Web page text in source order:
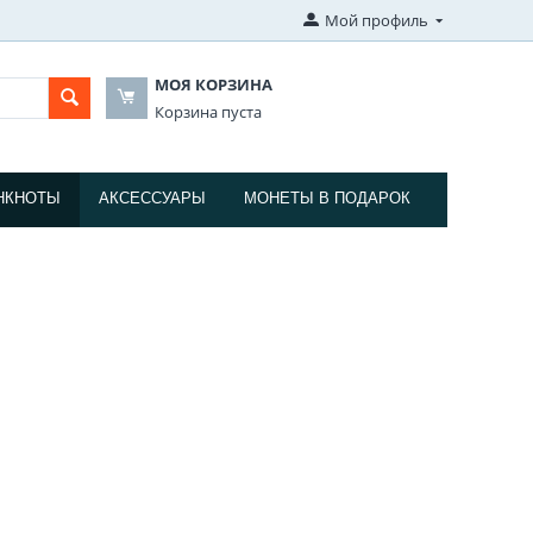
Мой профиль
МОЯ КОРЗИНА
Корзина пуста
АКСЕССУАРЫ МОНЕТЫ В ПОДАРОК